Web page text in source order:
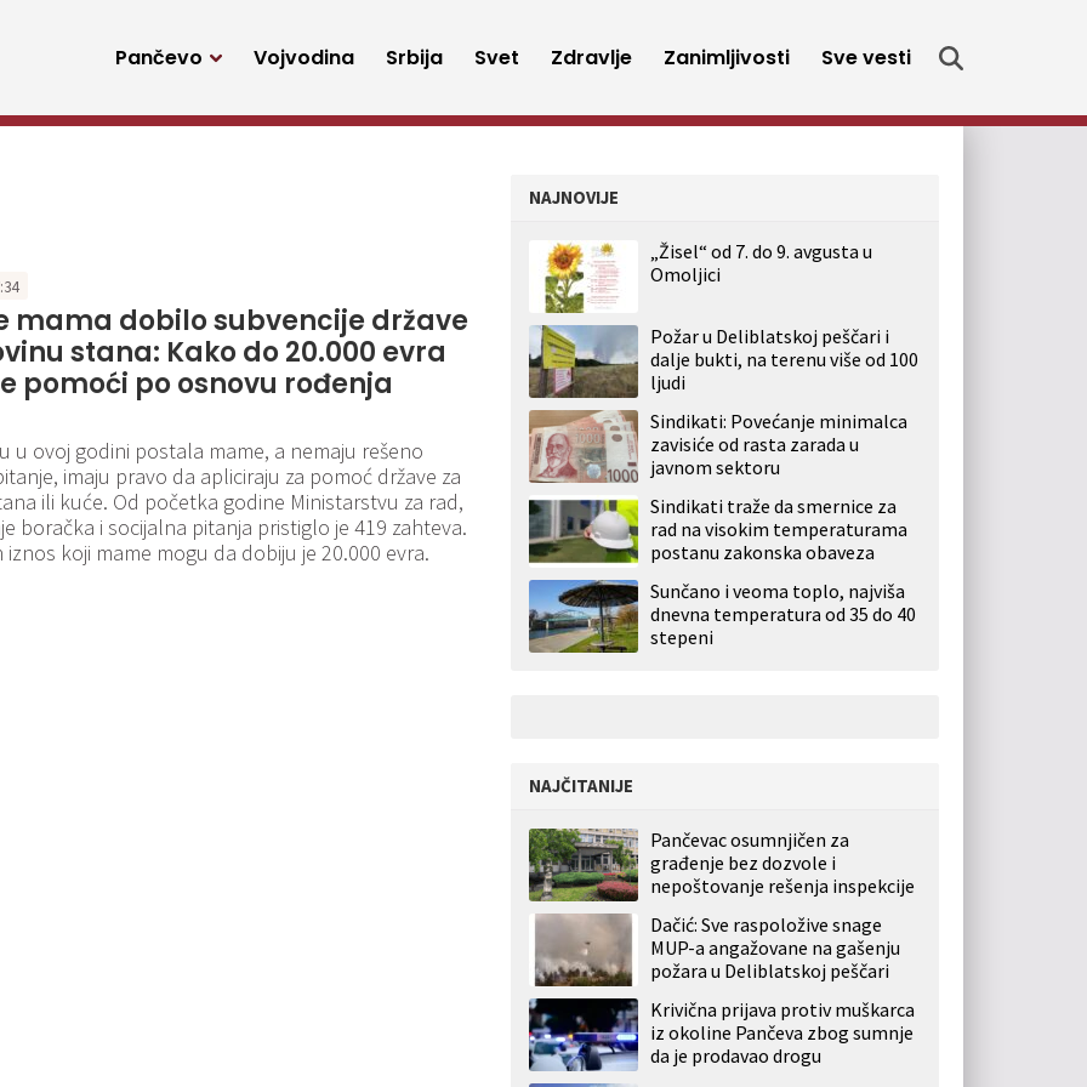
Pančevo Vojvodina Srbija Svet Zdravlje Zanimljivosti Sve vesti
mama dobilo subvencije države
stana: Kako do 20.000 evra
pomoći po osnovu rođenja
u ovoj godini postala mame, a nemaju rešeno
imaju pravo da apliciraju za pomoć države za
ili kuće. Od početka godine Ministarstvu za rad,
boračka i socijalna pitanja pristiglo je 419 zahteva.
iznos koji mame mogu da dobiju je 20.000 evra.
NAJNOVIJE
„Žisel“ od 7. do 9. avgusta u
Omoljici
Požar u Deliblatskoj peščari i
dalje bukti, na terenu više od 100
ljudi
Sindikati: Povećanje minimalca
zavisiće od rasta zarada u
javnom sektoru
Sindikati traže da smernice za
rad na visokim temperaturama
postanu zakonska obaveza
Sunčano i veoma toplo, najviša
dnevna temperatura od 35 do 40
stepeni
NAJČITANIJE
Pančevac osumnjičen za
građenje bez dozvole i
nepoštovanje rešenja inspekcije
Dačić: Sve raspoložive snage
MUP-a angažovane na gašenju
požara u Deliblatskoj peščari
Krivična prijava protiv muškarca
iz okoline Pančeva zbog sumnje
da je prodavao drogu